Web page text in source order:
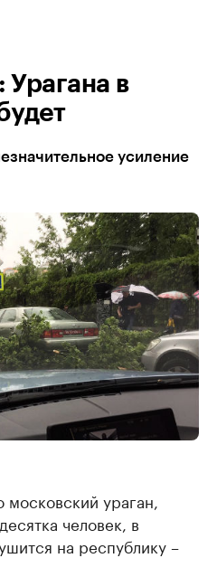
в
усиление
ураган,
человек, в
на республику –